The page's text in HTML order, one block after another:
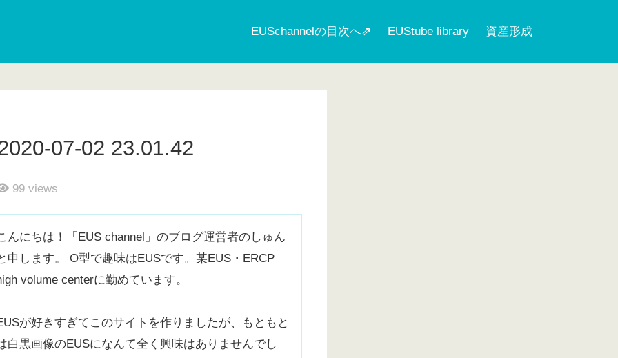
EUSchannelの目次へ⇗ EUStube library 資産形成
07-02 23.01.42
99 views
んにちは！「EUS channel」のブログ運営者のしゅん
申します。 O型で趣味はEUSです。某EUS・ERCP
volume centerに勤めています。
が好きすぎてこのサイトを作りましたが、もともと
白黒画像のEUSになんて全く興味はありませんでし